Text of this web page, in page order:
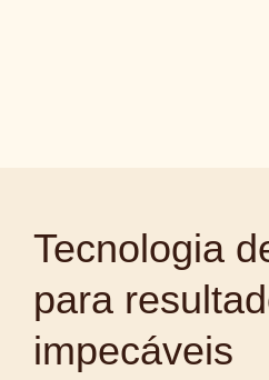
Tecnologia
para
impecáveis